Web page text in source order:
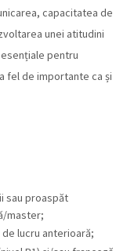
capacitatea de
unei atitudini
pentru
fel de importante ca și
sau proaspăt
master;
lucru anterioară;